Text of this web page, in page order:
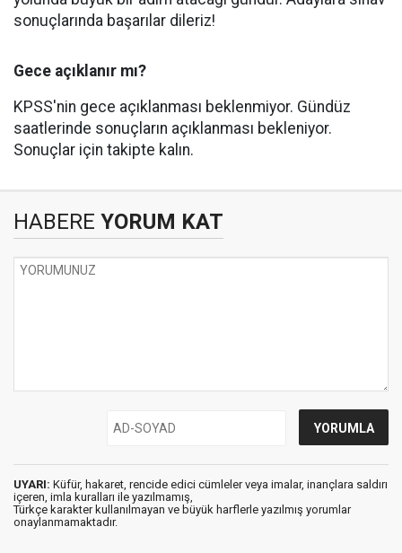
sonuçlarında başarılar dileriz!
Gece açıklanır mı?
KPSS'nin gece açıklanması beklenmiyor. Gündüz
saatlerinde sonuçların açıklanması bekleniyor.
Sonuçlar için takipte kalın.
HABERE YORUM KAT
UYARI: Küfür, hakaret, rencide edici cümleler veya imalar, inançlara saldırı
içeren, imla kuralları ile yazılmamış,
Türkçe karakter kullanılmayan ve büyük harflerle yazılmış yorumlar
onaylanmamaktadır.